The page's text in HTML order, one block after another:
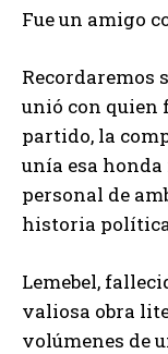
Fue un amigo
Recordaremos
unió con quien
partido, la
unía esa
personal de
historia
Lemebel,
valiosa obra
volúmenes de